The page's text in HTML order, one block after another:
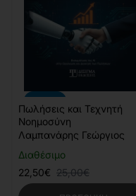
-10%
Διαθέσιμο
Πωλήσεις και Τεχνητή
Νοημοσύνη
Λαμπανάρης Γεώργιος
22,50€ 25,00€